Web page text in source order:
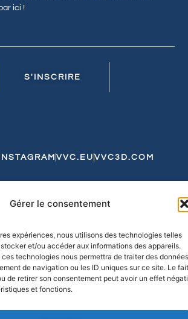
Gérer le consentement
expériences, nous utilisons des technologies telles
et/ou accéder aux informations des appareils.
technologies nous permettra de traiter des données
de navigation ou les ID uniques sur ce site. Le fait
de retirer son consentement peut avoir un effet
et fonctions.
ici !
S'INSCRIRE
VVC.EU VVC3D.COM
et de CookiesExpédition et Livraison
FLO & CO. All Rights Reserved